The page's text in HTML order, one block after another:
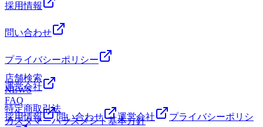
採用情報
問い合わせ
プライバシーポリシー
運営会社
特定商取引法
カスタマーハラスメント基本方針
店舗検索
NEWS
FAQ
採用情報
問い合わせ 運営会社
プライバシーポリシ